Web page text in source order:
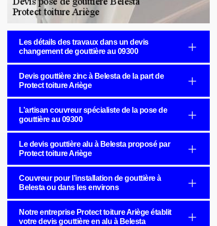
Les détails des travaux dans un devis
changement de gouttière au 09300
Devis gouttière zinc à Belesta de la part de
Protect toiture Ariège
L’artisan couvreur spécialiste de la pose de
gouttière au 09300
Le devis gouttière alu à Belesta proposé par
Protect toiture Ariège
Couvreur pour l’installation de gouttière à
Belesta ou dans les environs
Notre entreprise Protect toiture Ariège établit
votre devis gouttière en alu à Belesta